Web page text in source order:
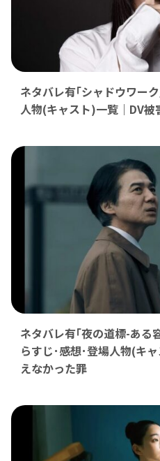
ネタバレ有｢シャドウワー
人物(キャスト)一覧｜DV
ネタバレ有｢夜の道標-ある
らすじ･感想･登場人物(キ
えなかった罪